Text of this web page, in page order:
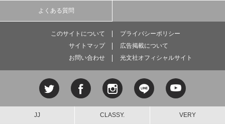
よくある質問
このサイトについて
プライバシーポリシー
サイトマップ
広告掲載について
お問い合わせ
光文社オフィシャルサイト
JJ CLASSY. VERY